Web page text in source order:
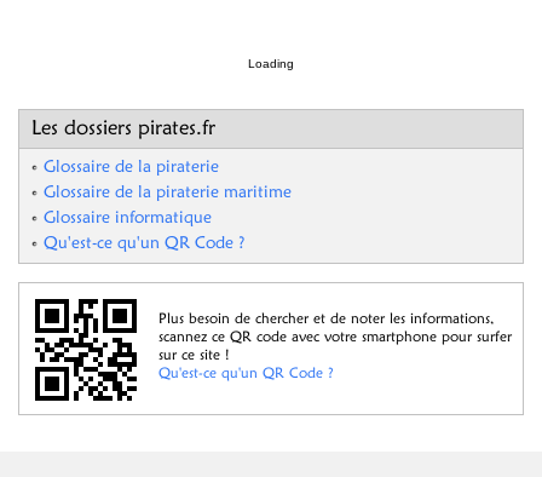
Loading
Les dossiers pirates.fr
Glossaire de la piraterie
Glossaire de la piraterie maritime
Glossaire informatique
Qu'est-ce qu'un QR Code ?
Plus besoin de chercher et de noter les informations,
scannez ce QR code avec votre smartphone pour surfer
sur ce site !
Qu'est-ce qu'un QR Code ?